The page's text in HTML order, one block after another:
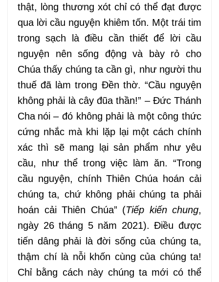
thật, lòng thương xót chỉ có thể đạt được
qua lời cầu nguyện khiêm tốn. Một trái tim
trong sạch là điều cần thiết để lời cầu
nguyện nên sống động và
bày rỏcho
Chúa thấy chúng ta cần gì, như người thu
thuế đã làm trong Đền thờ. “Cầu nguyện
không phải là cây đũa thần!” – Đức Thánh
Cha nói – đó không phải là một công thức
cứng nhắc mà khi lặp lại một cách chính
xácthì sẽ mang lại sản phẩm như yêu
cầu, như thể trongviệc làm ăn. “Trong
cầu nguyện, chính Thiên Chúa hoán cải
chúng ta, chứ không phải chúng ta phải
hoán cải Thiên Chúa” (Tiếp kiến chung,
ngày 26 tháng 5 năm 2021).Điều được
tiến dâng phải là đời sống của chúng ta,
thậm chí là nỗi khốn cùng của chúng ta!
Chỉ bằng cách này chúng ta mới có thể